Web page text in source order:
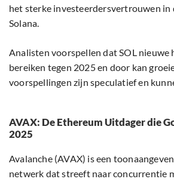
het sterke investeerdersvertrouwen in
Solana.
Analisten voorspellen dat SOL nieuwe
bereiken tegen 2025 en door kan
voorspellingen zijn speculatief en
AVAX: De Ethereum Uitdager die
2025
Avalanche (AVAX) is een
netwerk dat streeft naar concurrentie